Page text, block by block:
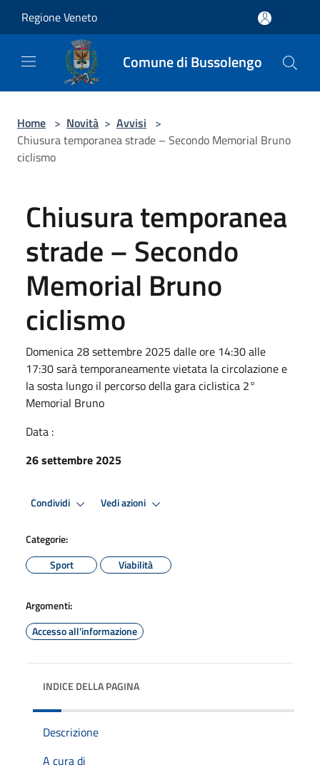
Regione Veneto
Comune di Bussolengo
Home > Novità > Avvisi >
Chiusura temporanea strade – Secondo Memorial Bruno
ciclismo
Chiusura temporanea
strade – Secondo
Memorial Bruno
ciclismo
Domenica 28 settembre 2025 dalle ore 14:30 alle
17:30 sarà temporaneamente vietata la circolazione e
la sosta lungo il percorso della gara ciclistica 2°
Memorial Bruno
Data :
26 settembre 2025
Condividi Vedi azioni
Categorie:
Sport
Viabilità
Argomenti:
Accesso all'informazione
INDICE DELLA PAGINA
Descrizione
A cura di